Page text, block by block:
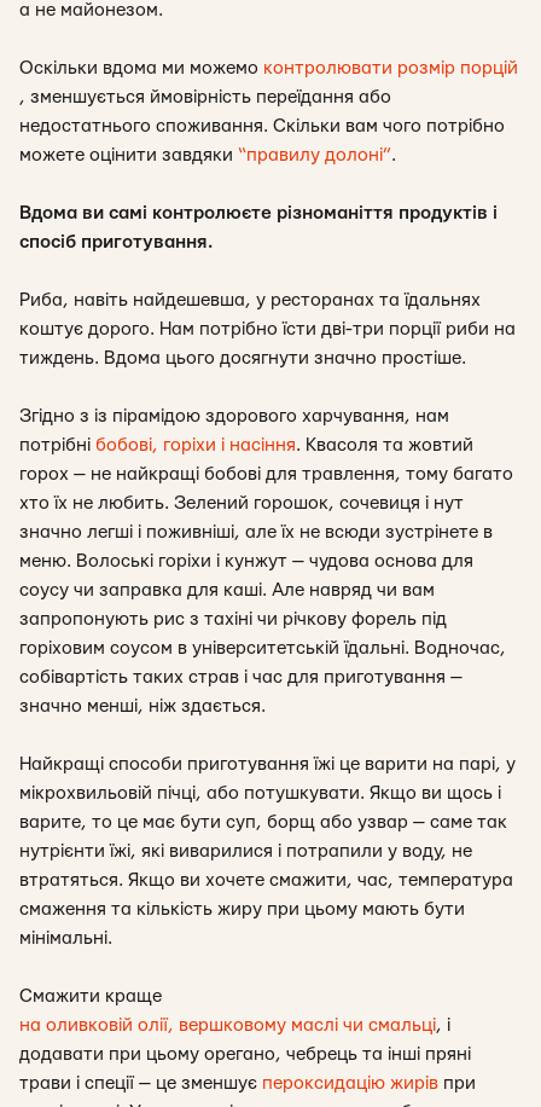
а не майонезом.
Оскільки вдома ми можемо контролювати розмір порцій
, зменшується ймовірність переїдання або
недостатнього споживання. Скільки вам чого потрібно
можете оцінити завдяки “правилу долоні”.
Вдома ви самі контролюєте різноманіття продуктів і
спосіб приготування.
Риба, навіть найдешевша, у ресторанах та їдальнях
коштує дорого. Нам потрібно їсти дві-три порції риби на
тиждень. Вдома цього досягнути значно простіше.
Згідно з із пірамідою здорового харчування, нам
потрібні бобові, горіхи і насіння. Квасоля та жовтий
горох — не найкращі бобові для травлення, тому багато
хто їх не любить. Зелений горошок, сочевиця і нут
значно легші і поживніші, але їх не всюди зустрінете в
меню. Волоські горіхи і кунжут — чудова основа для
соусу чи заправка для каші. Але навряд чи вам
запропонують рис з тахіні чи річкову форель під
горіховим соусом в університетській їдальні. Водночас,
собівартість таких страв і час для приготування —
значно менші, ніж здається.
Найкращі способи приготування їжі це варити на парі, у
мікрохвильовій пічці, або потушкувати. Якщо ви щось і
варите, то це має бути суп, борщ або узвар — саме так
нутрієнти їжі, які виварилися і потрапили у воду, не
втратяться. Якщо ви хочете смажити, час, температура
смаження та кількість жиру при цьому мають бути
мінімальні.
Смажити краще
на оливковій олії, вершковому маслі чи смальці, і
додавати при цьому орегано, чебрець та інші пряні
трави і спеції — це зменшує пероксидацію жирів при